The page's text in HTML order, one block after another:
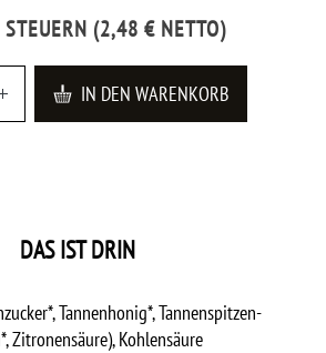
(2,48 € NETTO)
IN DEN WARENKORB
DAS IST DRIN
Tannenhonig*, Tannenspitzen-
Zitronensäure), Kohlensäure